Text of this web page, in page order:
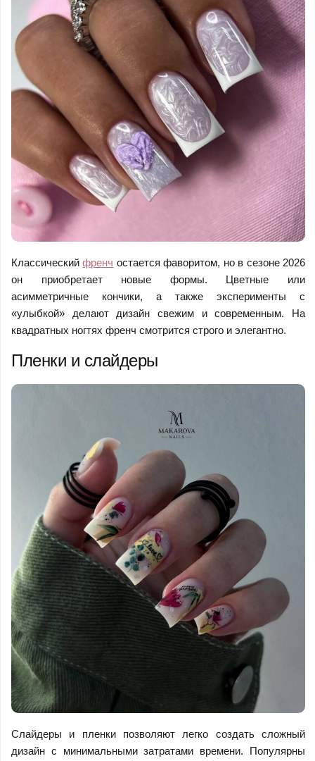
Классическийфренч остается фаворитом, но в сезоне 2026
он приобретает новые формы. Цветные или
асимметричные кончики, а также эксперименты с
«улыбкой» делают дизайн свежим и современным. На
квадратных ногтях френч смотрится строго и элегантно.
Пленки и слайдеры
Слайдеры и пленки позволяют легко создать сложный
дизайн с минимальными затратами времени. Популярны